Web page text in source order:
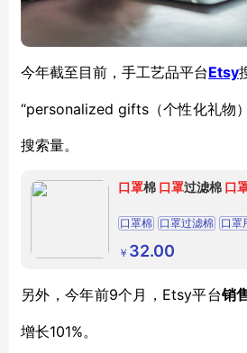
今年截至目前，手工艺品平台Etsy
“personalized gifts（个性化礼物
搜索量。
口罩棉 口罩过滤棉 口
口罩棉 口罩过滤棉 口罩
￥ 32.00
另外，今年前9个月，Etsy平台销
增长101%。